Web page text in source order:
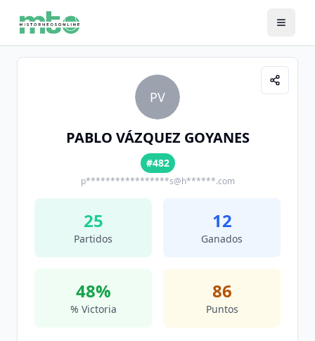
PV
PABLO VÁZQUEZ GOYANES
#482
p*****************s@h******.com
25
Partidos
12
Ganados
48%
% Victoria
86
Puntos